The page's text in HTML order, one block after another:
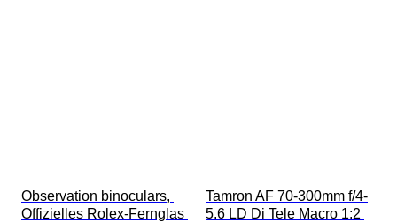
Observation binoculars,
Offizielles Rolex-Fernglas
Tamron AF 70-300mm f/4-
5.6 LD Di Tele Macro 1:2